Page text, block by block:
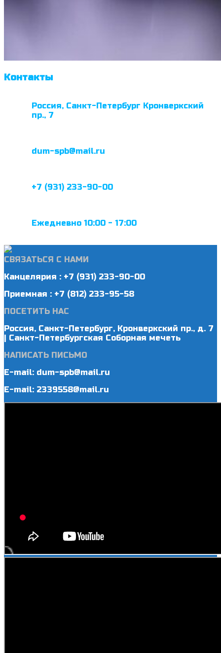
Контакты
Россия, Санкт-Петербург Кронверкский
пр., 7
dum-spb@mail.ru
+7 (931) 233-90-00
Ежедневно 10:00 - 17:00
СВЯЗАТЬСЯ С НАМИ
Канцелярия : +7 (931) 233-90-00
Приемная : +7 (812) 233-95-58
ПОСЕТИТЬ НАС
Россия, Санкт-Петербург, Кронверкский пр., д. 7
| Санкт-Петербургская Соборная мечеть
НАПИСАТЬ ПИСЬМО
E-mail: dum-spb@mail.ru
E-mail: 2339558@mail.ru